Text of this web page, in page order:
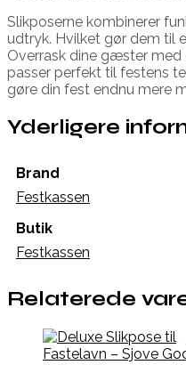
Slikposerne kombinerer
udtryk. Hvilket gør dem til
Overrask dine gæster med
passer perfekt til festens
gøre din fest endnu mere
Yderligere
Brand
Festkassen
Butik
Festkassen
Relaterede